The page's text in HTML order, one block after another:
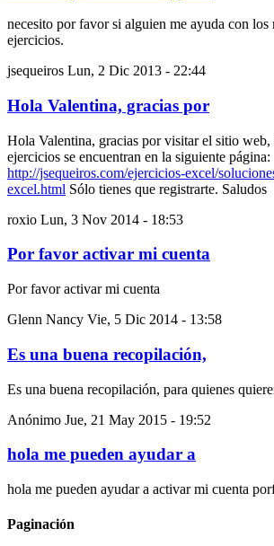
necesito por favor si alguien me ayuda con los
ejercicios.
jsequeiros Lun, 2 Dic 2013 - 22:44
Hola Valentina, gracias por
Hola Valentina, gracias por visitar el sitio web,
ejercicios se encuentran en la siguiente página:
http://jsequeiros.com/ejercicios-excel/
excel.html Sólo tienes que registrarte. Saludos
roxio Lun, 3 Nov 2014 - 18:53
Por favor activar mi cuenta
Por favor activar mi cuenta
Glenn Nancy Vie, 5 Dic 2014 - 13:58
Es una buena recopilación,
Es una buena recopilación, para quienes
Anónimo Jue, 21 May 2015 - 19:52
hola me pueden ayudar a
hola me pueden ayudar a activar mi cuenta
Paginación